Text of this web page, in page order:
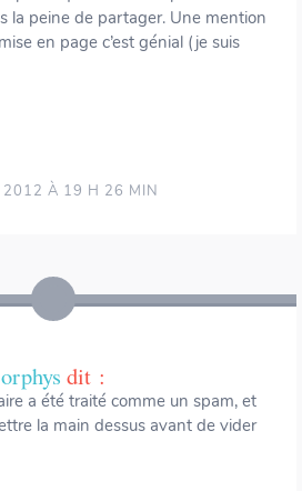
la peine de partager. Une mention
en page c’est génial (je suis
2012 À 19 H 26 MIN
orphys dit :
a été traité comme un spam, et
la main dessus avant de vider